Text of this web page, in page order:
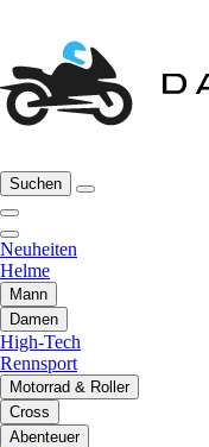
Suchen
Neuheiten
Helme
Mann
Damen
High-Tech
Rennsport
Motorrad & Roller
Cross
Abenteuer